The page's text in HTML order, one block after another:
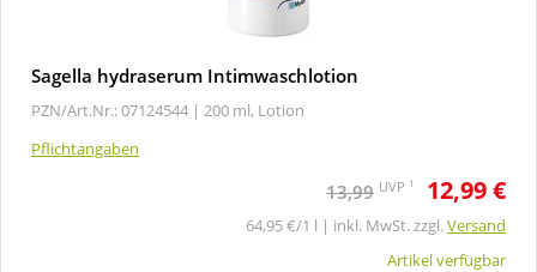
Sagella hydraserum Intimwaschlotion
PZN/Art.Nr.: 07124544 | 200 ml, Lotion
Pflichtangaben
13,99 UVP 1 12,99 €
64,95 €/1 l | inkl. MwSt. zzgl.Versand
Artikel verfügbar